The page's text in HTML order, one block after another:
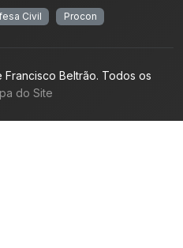
Civil
Procon
Beltrão. Todos os
do Site